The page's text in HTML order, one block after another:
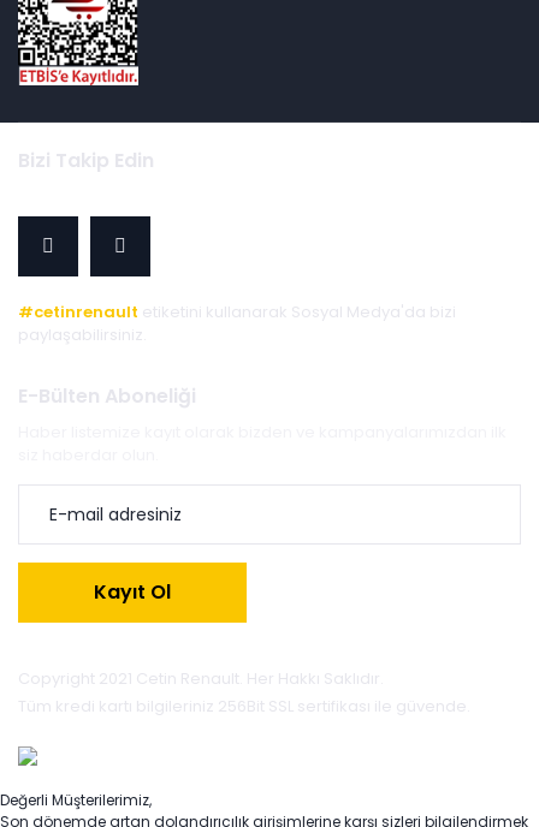
Bizi Takip Edin
#cetinrenault etiketini kullanarak Sosyal Medya'da bizi
paylaşabilirsiniz.
E-Bülten Aboneliği
Kayıt Ol
Copyright 2021 Cetin Renault. Her Hakkı Saklıdır.
Tüm kredi kartı bilgileriniz 256Bit SSL sertifikası ile güvende.
Değerli Müşterilerimiz,
Son dönemde artan dolandırıcılık girişimlerine karşı sizleri bilgilendirmek